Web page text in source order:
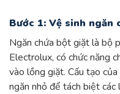
Bước 1: Vệ sinh ngăn
Ngăn chứa bột giặt là bộ
Electrolux, có chức năng
vào lồng giặt. Cấu tạo
ngăn nhỏ để tách biệt